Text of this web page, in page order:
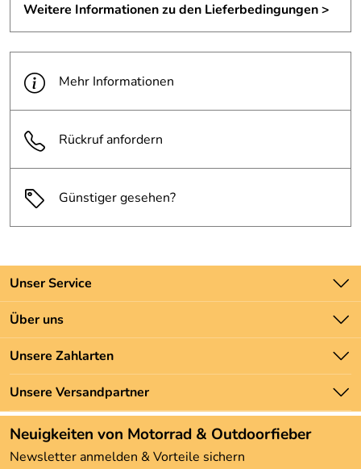
-verstellbarer Schirm
- Doppel D- Verschluß
- Gewicht: 1250 g +-50 g
Weitere Informationen zu den Lieferbedingungen >
Mehr Informationen
Rückruf anfordern
Günstiger gesehen?
Unser Service
Kontakt
Batteriegesetz
Newsletter
Zahlung und Versand
Über uns
Unsere Bestseller
Marken
Neu
Angebote
Kundenbewertungen (3.492)
Unsere Zahlarten
Unsere Versandpartner
Neuigkeiten von Motorrad & Outdoorfieber
Newsletter anmelden & Vorteile sichern